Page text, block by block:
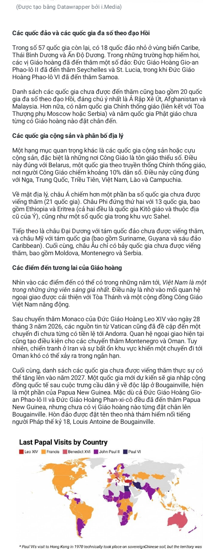
(Được tạo bằng Datawrapper bởi i.Media)
Các quốc đảo và các quốc gia đa số theo đạo Hồi
Trong số 57 quốc gia còn lại, có 18 quốc đảo nhỏ ở vùng biển Caribe,
Thái Bình Dương và Ấn Độ Dương. Trong những trường hợp hiếm hoi,
các vị Giáo hoàng đã đến thăm một số đảo: Đức Giáo Hoàng Gio-an
Phao-lô II đã đến thăm Seychelles và St. Lucia, trong khi Đức Giáo
Hoàng Phao-lô VI đã đến thăm Samoa.
Danh sách các quốc gia chưa được đến thăm cũng bao gồm 20 quốc
gia đa số theo đạo Hồi, đáng chú ý nhất là Ả Rập Xê Út, Afghanistan và
Malaysia. Hơn nữa, có năm quốc gia Chính thống giáo (liên kết với Tòa
Thượng phụ Moscow hoặc Serbia) và năm quốc gia Phật giáo chưa
từng có Giáo hoàng nào đặt chân đến.
Các quốc gia cộng sản và phân bố địa lý
Một hạng mục quan trọng khác là các quốc gia cộng sản hoặc cựu
cộng sản, đặc biệt là những nơi Công Giáo là tôn giáo thiểu số. Điều
này đúng với Belarus, một quốc gia theo truyền thống Chính thống giáo,
nơi người Công Giáo chiếm khoảng 10% dân số. Điều này cũng đúng
với Nga, Trung Quốc, Triều Tiên, Việt Nam, Lào và Campuchia.
Về mặt địa lý, châu Á chiếm hơn một phần ba số quốc gia chưa được
viếng thăm (21 quốc gia). Châu Phi đứng thứ hai với 13 quốc gia, bao
gồm Ethiopia và Eritrea (cả hai đều là quốc gia Kitô giáo và thuộc địa
cũ của Ý), cũng như một số quốc gia trong khu vực Sahel.
Tiếp theo là châu Đại Dương với tám quốc đảo chưa được viếng thăm,
và châu Mỹ với tám quốc gia (bao gồm Suriname, Guyana và sáu đảo
Caribbean). Cuối cùng, châu Âu chỉ có bảy quốc gia chưa được viếng
thăm, bao gồm Moldova, Montenegro và Serbia.
Các điểm đến tương lai của Giáo hoàng
Nhìn vào các điểm đến có thể có trong những năm tới, Việt Nam là một
trong những ứng viên sáng giá nhất. Điều này là nhờ vào mối quan hệ
ngoại giao được cải thiện với Tòa Thánh và một cộng đồng Công Giáo
Việt Nam năng động.
Sau chuyến thăm Monaco của Đức Giáo Hoàng Leo XIV vào ngày 28
tháng 3 năm 2026, các nguồn tin từ Vatican cũng đã đề cập đến một
chuyến đi chưa từng có tiền lệ tới Andorra. Quan hệ ngoại giao hiện tại
cũng tạo điều kiện cho các chuyến thăm Montenegro và Oman. Tuy
nhiên, chiến tranh ở Iran và sự bất ổn khu vực khiến một chuyến đi tới
Oman khó có thể xảy ra trong ngắn hạn.
Cuối cùng, danh sách các quốc gia chưa được viếng thăm thực sự có
thể tăng lên vào năm 2027. Một quốc gia mới dự kiến sẽ gia nhập cộng
đồng quốc tế sau cuộc trưng cầu dân ý về độc lập ở Bougainville, hiện
là một phần của Papua New Guinea. Mặc dù cả Đức Giáo Hoàng Gio-
an Phao-lô II và Đức Giáo Hoàng Phan-xi-cô đều đã đến thăm Papua
New Guinea, nhưng chưa có vị Giáo hoàng nào từng đặt chân lên
Bougainville. Hòn đảo được đặt tên theo nhà thám hiểm nổi tiếng
người Pháp thế kỷ 18, Louis Antoine de Bougainville.